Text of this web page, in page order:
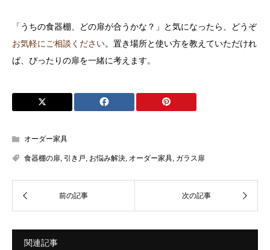
「うちの食器棚、どの扉が合うかな？」と気になったら、どうぞ
お気軽にご相談ください。置き場所と使い方を教えていただけれ
ば、ぴったりの扉を一緒に考えます。
オーダー家具
食器棚の扉 引き戸 お悩み解決 オーダー家具 ガラス扉
関連記事